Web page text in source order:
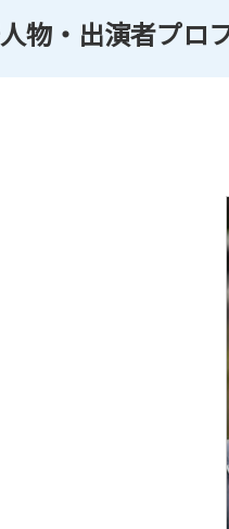
物・出演者プロ